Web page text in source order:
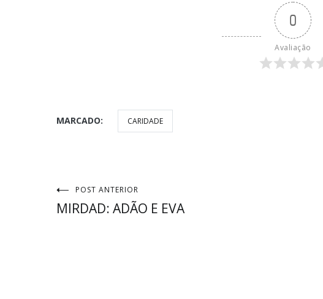
0
Avaliação
MARCADO: CARIDADE
Navegação
POST ANTERIOR
MIRDAD: ADÃO E EVA